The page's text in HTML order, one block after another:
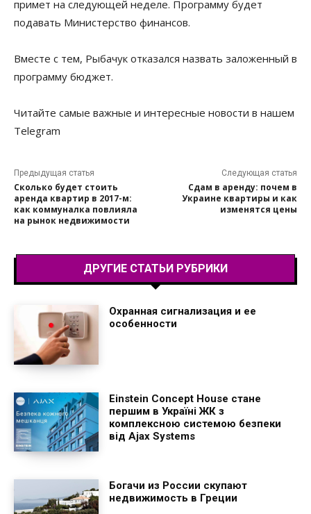
примет на следующей неделе. Программу будет
подавать Министерство финансов.
Вместе с тем, Рыбачук отказался назвать заложенный в
программу бюджет.
Читайте самые важные и интересные новости в нашем
Telegram
Предыдущая статья
Сколько будет стоить
аренда квартир в 2017-м:
как коммуналка повлияла
на рынок недвижимости
Следующая статья
Сдам в аренду: почем в
Украине квартиры и как
изменятся цены
ДРУГИЕ СТАТЬИ РУБРИКИ
Охранная сигнализация и ее
особенности
Einstein Concept House стане
першим в Україні ЖК з
комплексною системою безпеки
від Ajax Systems
Богачи из России скупают
недвижимость в Греции